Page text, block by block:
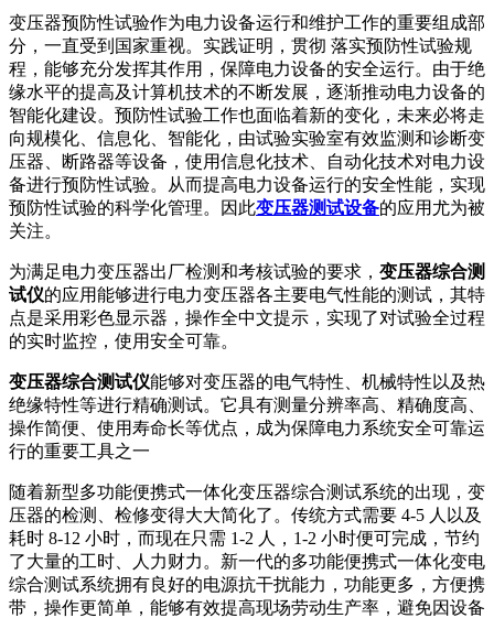
电子元器件测试
标准试验指与探针
插头插座与线缆测试
插头插座量规
材料与光学分析
RoHS与元素分析仪
颜色与光泽度测试仪
其他分析仪
汽车电子测试方案
音视频与IT测试方案
线缆测试方案
插头插座测试方案
电源开关测试方案
电动玩具测试方案
电表测试方案
电动工具测试方案
EN欧洲标准
UL美国标准
新闻动态
关于我们
变压器预防性试验作为电力设备运行和维护工作的重要组成部
分，一直受到国家重视。实践证明，贯彻 落实预防性试验规
程，能够充分发挥其作用，保障电力设备的安全运行。由于绝
缘水平的提高及计算机技术的不断发展，逐渐推动电力设备的
智能化建设。预防性试验工作也面临着新的变化，未来必将走
向规模化、信息化、智能化，由试验实验室有效监测和诊断变
压器、断路器等设备，使用信息化技术、自动化技术对电力设
备进行预防性试验。从而提高电力设备运行的安全性能，实现
预防性试验的科学化管理。因此变压器测试设备的应用尤为被
关注。
为满足电力变压器出厂检测和考核试验的要求， 变压器综合测
试仪的应用能够进行电力变压器各主要电气性能的测试，其特
点是采用彩色显示器，操作全中文提示，实现了对试验全过程
的实时监控，使用安全可靠。
变压器综合测试仪能够对变压器的电气特性、机械特性以及热
绝缘特性等进行精确测试。它具有测量分辨率高、精确度高、
操作简便、使用寿命长等优点，成为保障电力系统安全可靠运
行的重要工具之一
随着新型多功能便携式一体化变压器综合测试系统的出现，变
压器的检测、检修变得大大简化了。传统方式需要 4-5 人以及
耗时 8-12 小时，而现在只需 1-2 人，1-2 小时便可完成，节约
了大量的工时、人力财力。新一代的多功能便携式一体化变电
综合测试系统拥有良好的电源抗干扰能力，功能更多，方便携
带，操作更简单，能够有效提高现场劳动生产率，避免因设备